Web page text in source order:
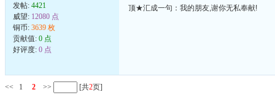
发帖: 4421
威望: 12080 点
铜币: 3639 枚
贡献值: 0 点
好评度: 0 点
顶★汇成一句：我的朋友,谢你无私奉献!
<< 1 2 >> [共2页]